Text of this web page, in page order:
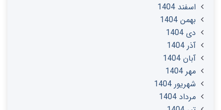
اسفند 1404
بهمن 1404
دی 1404
آذر 1404
آبان 1404
مهر 1404
شهریور 1404
مرداد 1404